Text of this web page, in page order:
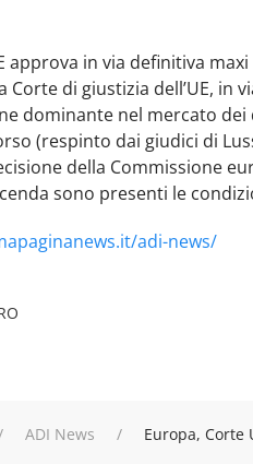
approva in via definitiva
Corte di giustizia dell’UE, in
dominante nel mercato
(respinto dai giudici di
della Commissione
sono presenti le
adi-news/
ADI News Europa, Corte